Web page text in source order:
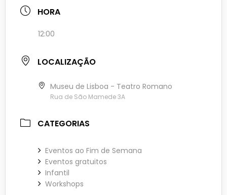
HORA
12:00
LOCALIZAÇÃO
Museu de Lisboa - Teatro Romano
Rua de São Mamede 3A
CATEGORIAS
Eventos ao Fim de Semana
Eventos gratuitos
Infantil
Workshops